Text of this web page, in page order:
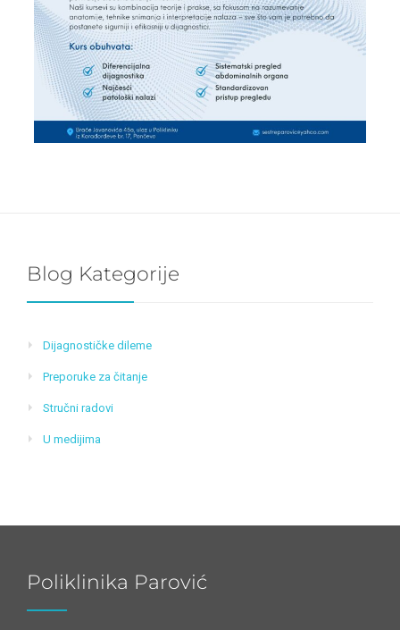
Blog Kategorije
Dijagnostičke dileme
Preporuke za čitanje
Stručni radovi
U medijima
Poliklinika Parović